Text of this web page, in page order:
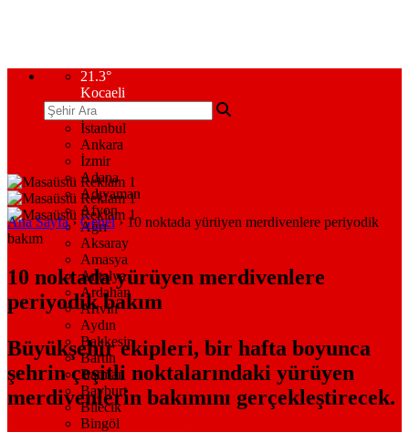
21.3°
Kocaeli
İstanbul
Ankara
İzmir
Adana
Adıyaman
Afyon
Ağrı
Aksaray
Amasya
Antalya
Ardahan
Artvin
Aydın
Balıkesir
Bartın
Batman
Bayburt
Bilecik
Bingöl
Ana Sayfa› Genel›10 noktada yürüyen merdivenlere periyodik
bakım
10 noktada yürüyen merdivenlere
periyodik bakım
Büyükşehir ekipleri, bir hafta boyunca
şehrin çeşitli noktalarındaki yürüyen
merdivenlerin bakımını gerçekleştirecek.